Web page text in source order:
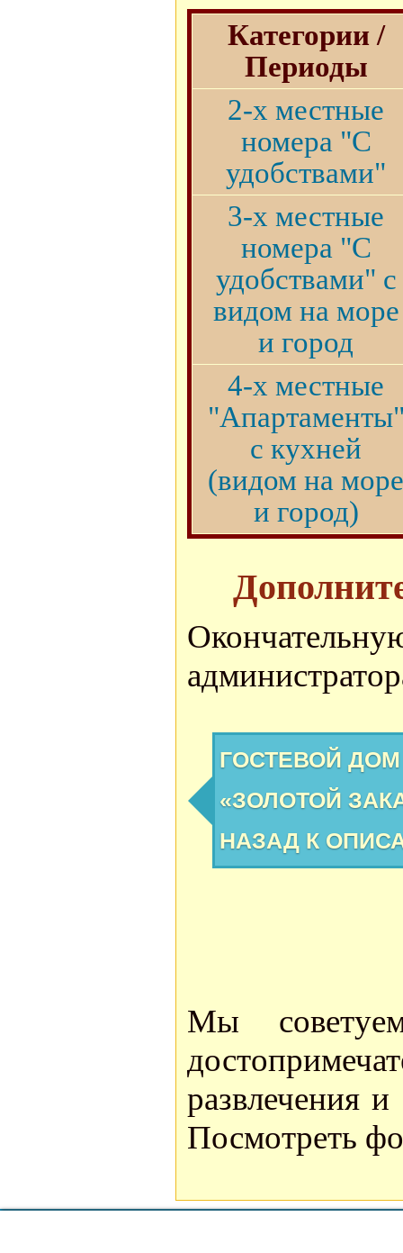
Категории /
Периоды
2-х местные
номера "С
удобствами"
3-х местные
номера "С
удобствами" с
видом на море
и город
4-х местные
с кухней
(видом на море
и город)
ГОСТЕВОЙ ДОМ
«ЗОЛОТОЙ
НАЗАД К
Мы
развлечения
Посмотреть